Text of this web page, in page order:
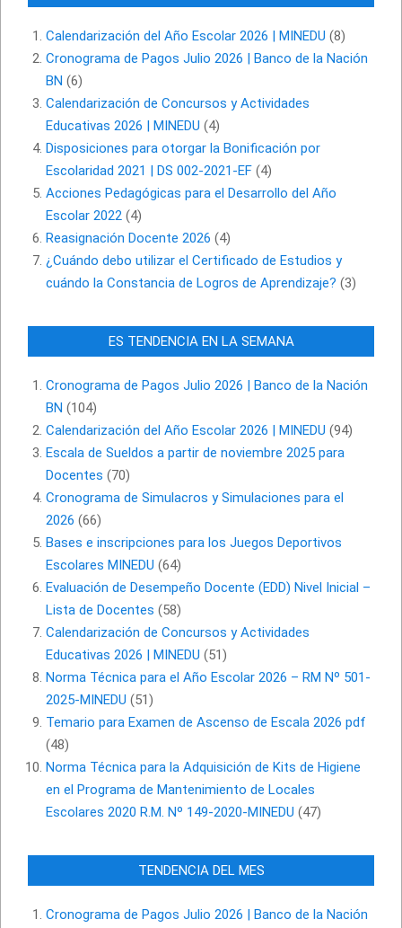
Calendarización del Año Escolar 2026 | MINEDU (8)
Cronograma de Pagos Julio 2026 | Banco de la Nación
BN (6)
Calendarización de Concursos y Actividades
Educativas 2026 | MINEDU (4)
Disposiciones para otorgar la Bonificación por
Escolaridad 2021 | DS 002-2021-EF (4)
Acciones Pedagógicas para el Desarrollo del Año
Escolar 2022 (4)
Reasignación Docente 2026 (4)
¿Cuándo debo utilizar el Certificado de Estudios y
cuándo la Constancia de Logros de Aprendizaje? (3)
ES TENDENCIA EN LA SEMANA
Cronograma de Pagos Julio 2026 | Banco de la Nación
BN (104)
Calendarización del Año Escolar 2026 | MINEDU (94)
Escala de Sueldos a partir de noviembre 2025 para
Docentes (70)
Cronograma de Simulacros y Simulaciones para el
2026 (66)
Bases e inscripciones para los Juegos Deportivos
Escolares MINEDU (64)
Evaluación de Desempeño Docente (EDD) Nivel Inicial –
Lista de Docentes (58)
Calendarización de Concursos y Actividades
Educativas 2026 | MINEDU (51)
Norma Técnica para el Año Escolar 2026 – RM Nº 501-
2025-MINEDU (51)
Temario para Examen de Ascenso de Escala 2026 pdf
(48)
Norma Técnica para la Adquisición de Kits de Higiene
en el Programa de Mantenimiento de Locales
Escolares 2020 R.M. Nº 149-2020-MINEDU (47)
TENDENCIA DEL MES
Cronograma de Pagos Julio 2026 | Banco de la Nación